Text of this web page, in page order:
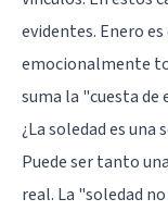
evidentes. Enero
emocionalmente
suma la "cuesta de
¿La soledad es una
Puede ser tanto
real. La "soledad